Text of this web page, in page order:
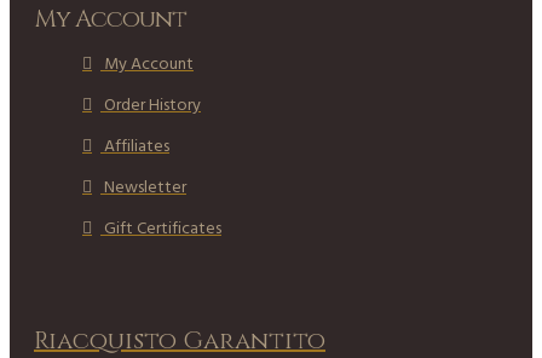
My Account
My Account
Order History
Affiliates
Newsletter
Gift Certificates
Riacquisto Garantito